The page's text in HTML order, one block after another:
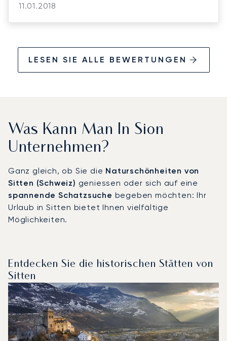
11.01.2018
LESEN SIE ALLE BEWERTUNGEN
Was Kann Man In Sion
Unternehmen?
Ganz gleich, ob Sie die Naturschönheiten von
Sitten (Schweiz) geniessen oder sich auf eine
spannende Schatzsuche begeben möchten: Ihr
Urlaub in Sitten bietet Ihnen vielfältige
Möglichkeiten.
Entdecken Sie die historischen Stätten von
Sitten